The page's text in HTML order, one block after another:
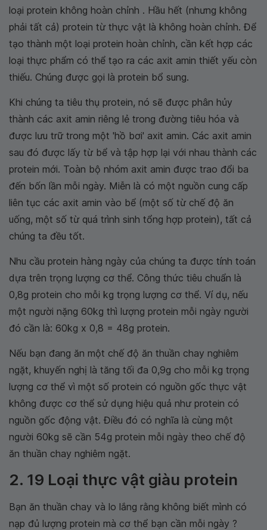
loại protein không hoàn chỉnh . Hầu hết (nhưng không
phải tất cả) protein từ thực vật là không hoàn chỉnh. Để
tạo thành một loại protein hoàn chỉnh, cần kết hợp các
loại thực phẩm có thể tạo ra các axit amin thiết yếu còn
thiếu. Chúng được gọi là protein bổ sung.
Khi chúng ta tiêu thụ protein, nó sẽ được phân hủy
thành các axit amin riêng lẻ trong đường tiêu hóa và
được lưu trữ trong một 'hồ bơi' axit amin. Các axit amin
sau đó được lấy từ bể và tập hợp lại với nhau thành các
protein mới. Toàn bộ nhóm axit amin được trao đổi ba
đến bốn lần mỗi ngày. Miễn là có một nguồn cung cấp
liên tục các axit amin vào bể (một số từ chế độ ăn
uống, một số từ quá trình sinh tổng hợp protein), tất cả
chúng ta đều tốt.
Nhu cầu protein hàng ngày của chúng ta được tính toán
dựa trên trọng lượng cơ thể. Công thức tiêu chuẩn là
0,8g protein cho mỗi kg trọng lượng cơ thể. Ví dụ, nếu
một người nặng 60kg thì lượng protein mỗi ngày người
đó cần là: 60kg x 0,8 = 48g protein.
Nếu bạn đang ăn một chế độ ăn thuần chay nghiêm
ngặt, khuyến nghị là tăng tối đa 0,9g cho mỗi kg trọng
lượng cơ thể vì một số protein có nguồn gốc thực vật
không được cơ thể sử dụng hiệu quả như protein có
nguồn gốc động vật. Điều đó có nghĩa là cùng một
người 60kg sẽ cần 54g protein mỗi ngày theo chế độ
ăn thuần chay nghiêm ngặt.
2. 19 Loại thực vật giàu protein
Bạn ăn thuần chay và lo lắng rằng không biết mình có
nạp đủ lượng protein mà cơ thể bạn cần mỗi ngày ?